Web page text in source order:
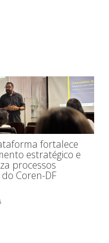
fortalece
estratégico e
processos
Coren-DF